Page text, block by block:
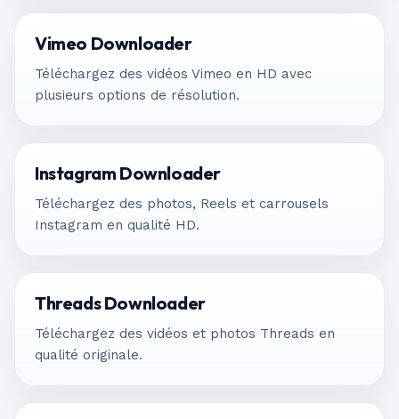
Vimeo Downloader
Téléchargez des vidéos Vimeo en HD avec
plusieurs options de résolution.
Instagram Downloader
Téléchargez des photos, Reels et carrousels
Instagram en qualité HD.
Threads Downloader
Téléchargez des vidéos et photos Threads en
qualité originale.